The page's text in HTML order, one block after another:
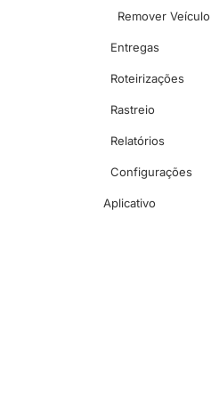
Remover Veículo
Entregas
Roteirizações
Rastreio
Relatórios
Configurações
Aplicativo